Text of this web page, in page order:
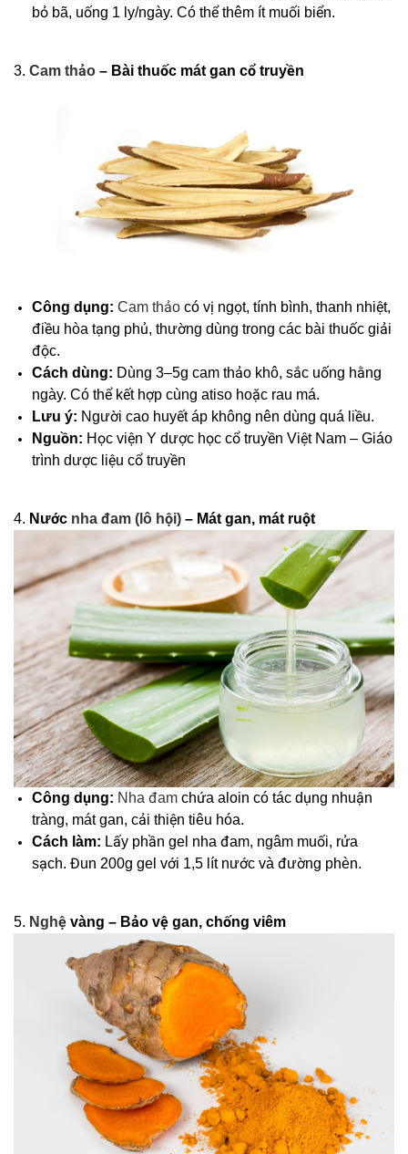
bỏ bã, uống 1 ly/ngày. Có thể thêm ít muối biển.
3. Cam thảo – Bài thuốc mát gan cổ truyền
Công dụng: Cam thảo có vị ngọt, tính bình, thanh nhiệt,
điều hòa tạng phủ, thường dùng trong các bài thuốc giải
độc.
Cách dùng: Dùng 3–5g cam thảo khô, sắc uống hằng
ngày. Có thể kết hợp cùng atiso hoặc rau má.
Lưu ý: Người cao huyết áp không nên dùng quá liều.
Nguồn: Học viện Y dược học cổ truyền Việt Nam – Giáo
trình dược liệu cổ truyền
4. Nước nha đam (lô hội) – Mát gan, mát ruột
Công dụng: Nha đam chứa aloin có tác dụng nhuận
tràng, mát gan, cải thiện tiêu hóa.
Cách làm: Lấy phần gel nha đam, ngâm muối, rửa
sạch. Đun 200g gel với 1,5 lít nước và đường phèn.
5. Nghệ vàng – Bảo vệ gan, chống viêm